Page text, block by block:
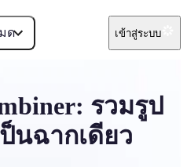
ด เข้าสู่ระบบ
รวมรูป
นฉากเดียว